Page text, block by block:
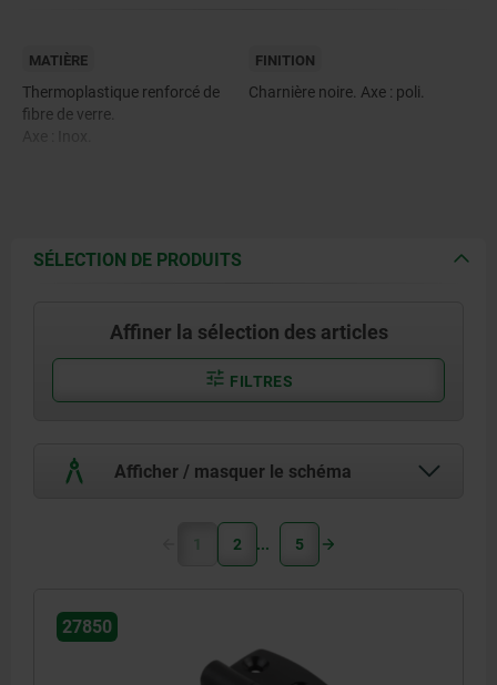
MATIÈRE
Thermoplastique renforcé de
fibre de verre.
FINITION
Charnière noire. Axe : poli.
SÉLECTION DE PRODUITS
Affiner la sélection des articles
FILTRES
Afficher / masquer le schéma
1 2 5
27850